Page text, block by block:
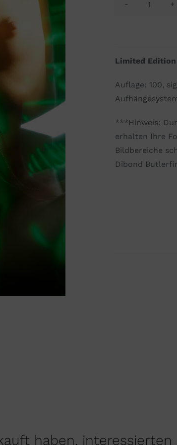
The
Menge
Limited Edition
Auflage: 100,
***Hinweis:
erhalten Ihre
Bildbereiche
Dibond
haben,